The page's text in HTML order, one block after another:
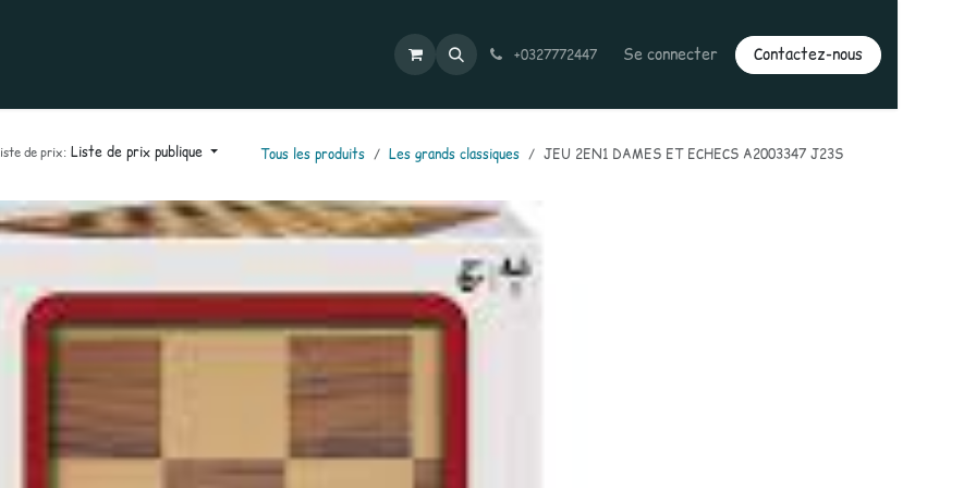
Contactez-nous +0327772447 Se connecter Contactez-nous
de prix: Liste de prix publique Tous les produits Les grands classiques JEU 2EN1 DAMES ET ECHECS A2003347 J23S